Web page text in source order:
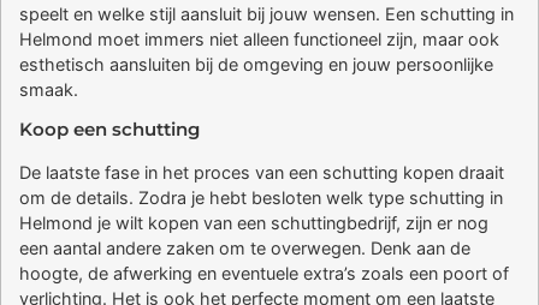
speelt en welke stijl aansluit bij jouw wensen. Een schutting in
Helmond moet immers niet alleen functioneel zijn, maar ook
esthetisch aansluiten bij de omgeving en jouw persoonlijke
smaak.
Koop een schutting
De laatste fase in het proces van een schutting kopen draait
om de details. Zodra je hebt besloten welk type schutting in
Helmond je wilt kopen van een schuttingbedrijf, zijn er nog
een aantal andere zaken om te overwegen. Denk aan de
hoogte, de afwerking en eventuele extra’s zoals een poort of
verlichting. Het is ook het perfecte moment om een laatste